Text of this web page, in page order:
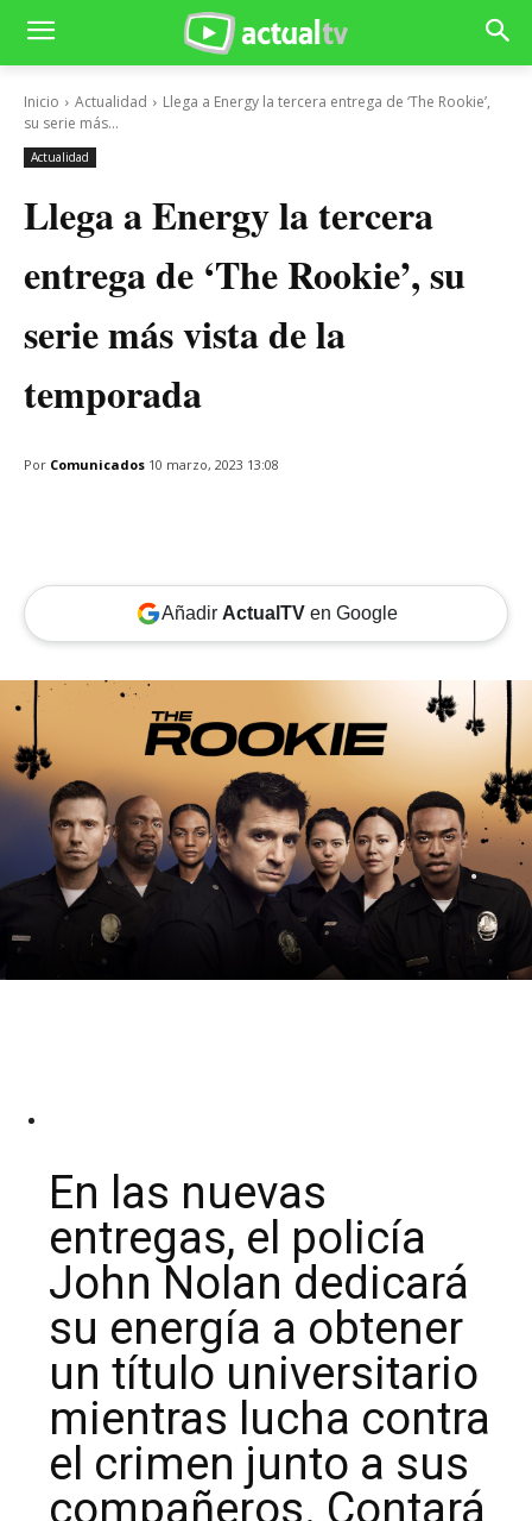
Inicio Actualidad
Llega a Energy la tercera entrega de ‘The Rookie’,
su serie más...
Actualidad
Llega a Energy la tercera
entrega de ‘The Rookie’, su
serie más vista de la
temporada
Por Comunicados 10 marzo, 2023 13:08
Añadir ActualTVen Google
En las nuevas
entregas, el policía
John Nolan dedicará
su energía a obtener
un título universitario
mientras lucha contra
el crimen junto a sus
compañeros. Contará